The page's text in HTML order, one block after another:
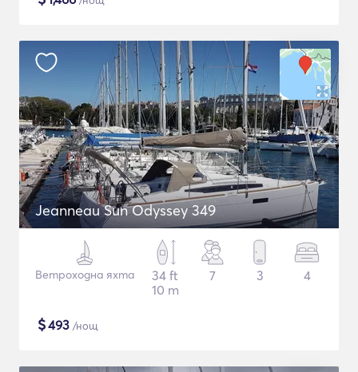
Jeanneau Sun Odyssey 349
Ветроходна яхта
34 ft
10 m
7 3 4
$493 /нощ